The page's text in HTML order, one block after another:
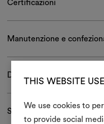
THIS WEBSITE
We use cookies to
to provide social
Certificazioni
Manutenzione e
Download
Spedizioni e resi